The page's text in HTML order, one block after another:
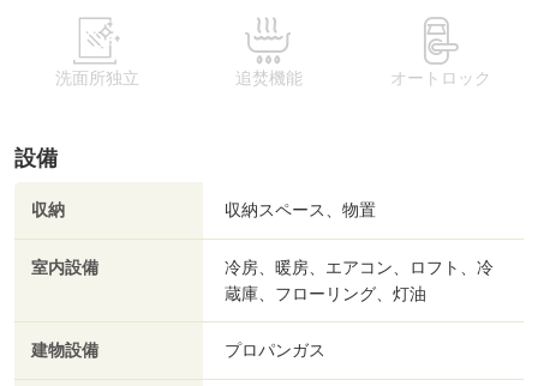
洗面所独立 追焚機能 オートロック
設備
収納 収納スペース、物置
室内設備
冷房、暖房、エアコン、ロフト、冷
蔵庫、フローリング、灯油
建物設備 プロパンガス